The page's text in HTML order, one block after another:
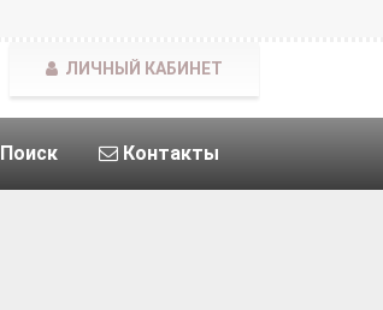
Поиск Контакты
ЛИЧНЫЙ КАБИНЕТ